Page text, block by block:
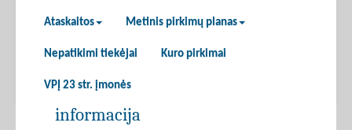
Ataskaitos Metinis pirkimų planas
Nepatikimi tiekėjai Kuro pirkimai
VPĮ 23 str. įmonės
informacija